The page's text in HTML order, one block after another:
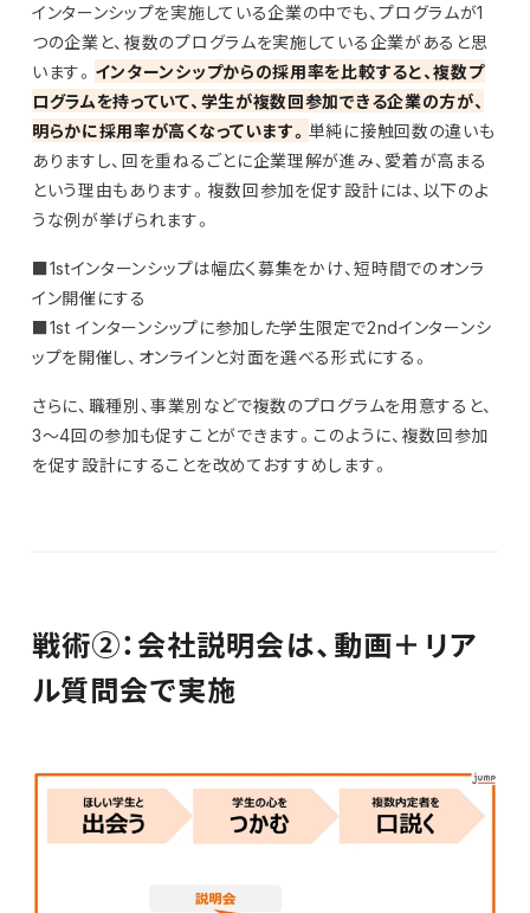
インターンシップを実施している企業の中でも、プログラムが1
つの企業と、複数のプログラムを実施している企業があると思
います。 インターンシップからの採用率を比較すると、複数プ
ログラムを持っていて、学生が複数回参加できる企業の方が、
明らかに採用率が高くなっています。 単純に接触回数の違いも
ありますし、回を重ねるごとに企業理解が進み、愛着が高まる
という理由もあります。複数回参加を促す設計には、以下のよ
うな例が挙げられます。
■1stインターンシップは幅広く募集をかけ、短時間でのオンラ
イン開催にする
■1st インターンシップに参加した学生限定で2ndインターンシ
ップを開催し、オンラインと対面を選べる形式にする。
さらに、職種別、事業別などで複数のプログラムを用意すると、
3～4回の参加も促すことができます。このように、複数回参加
を促す設計にすることを改めておすすめします。
戦術②：会社説明会は、動画＋リア
ル質問会で実施